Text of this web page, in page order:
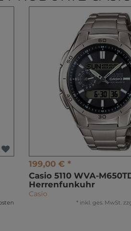
199,00 € *
Casio 5110 WVA-
Herrenfunkuhr
Casio
* inkl. ges. MwSt.